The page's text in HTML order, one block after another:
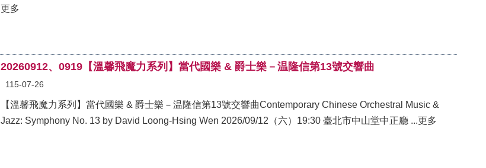
更多
20260912、0919【溫馨飛魔力系列】當代國樂 & 爵士樂－温隆信第13號交響曲
115-07-26
【溫馨飛魔力系列】當代國樂 & 爵士樂－温隆信第13號交響曲Contemporary Chinese Orchestral Music &
Jazz: Symphony No. 13 by David Loong-Hsing Wen 2026/09/12（六）19:30 臺北市中山堂中正廳 ...更多